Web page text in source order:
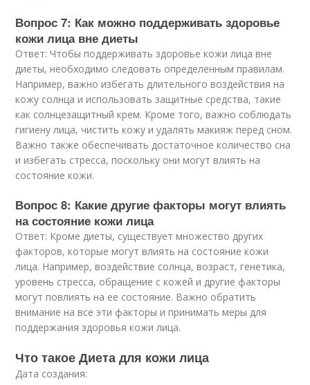
Вопрос 7: Как можно поддерживать здоровье
кожи лица вне диеты
Ответ: Чтобы поддерживать здоровье кожи лица вне
диеты, необходимо следовать определенным правилам.
Например, важно избегать длительного воздействия на
кожу солнца и использовать защитные средства, такие
как солнцезащитный крем. Кроме того, важно соблюдать
гигиену лица, чистить кожу и удалять макияж перед сном.
Важно также обеспечивать достаточное количество сна
и избегать стресса, поскольку они могут влиять на
состояние кожи.
Вопрос 8: Какие другие факторы могут влиять
на состояние кожи лица
Ответ: Кроме диеты, существует множество других
факторов, которые могут влиять на состояние кожи
лица. Например, воздействие солнца, возраст, генетика,
уровень стресса, обращение с кожей и другие факторы
могут повлиять на ее состояние. Важно обратить
внимание на все эти факторы и принимать меры для
поддержания здоровья кожи лица.
Что такое Диета для кожи лица
Дата создания: